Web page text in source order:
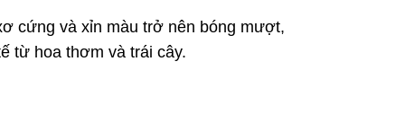
cứng và xỉn màu trở nên bóng mượt,
từ hoa thơm và trái cây.